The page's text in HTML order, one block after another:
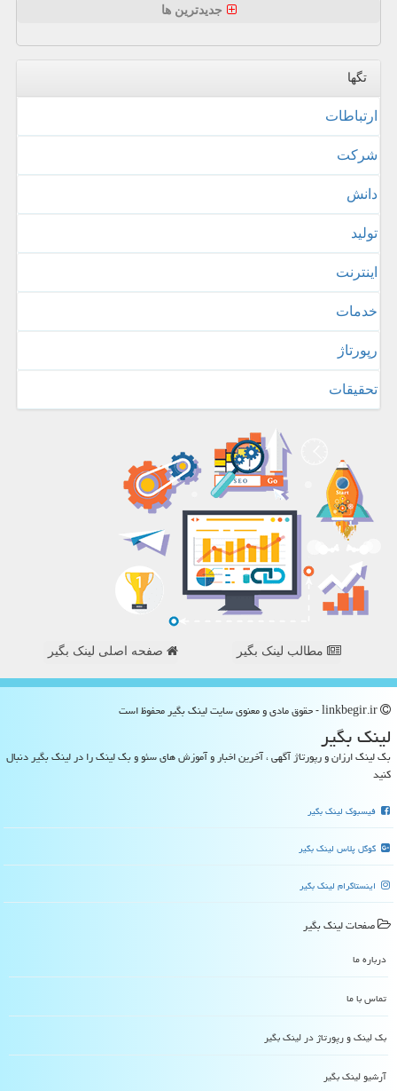
جدیدترین ها
تگها
ارتباطات
شركت
دانش
تولید
اینترنت
خدمات
رپورتاژ
تحقیقات
مطالب لینک بگیر صفحه اصلی لینک بگیر
لینك بگیر
بک لینک ارزان و رپورتاژ آگهی ، آخرین اخبار و آموزش های سئو و بک لینک را در لینک بگیر دنبال
کنید
فیسبوک لینک بگیر
گوگل پلاس لینک بگیر
اینستاگرام لینک بگیر
صفحات لینك بگیر
درباره ما
تماس با ما
بک لینک و رپورتاژ در لینك بگیر
آرشیو لینك بگیر